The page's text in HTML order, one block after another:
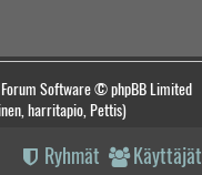
Software © phpBB Limited
harritapio, Pettis)
Käyttäjät
Ryhmät